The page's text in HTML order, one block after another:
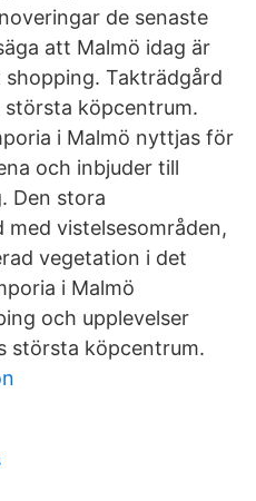
de senaste
att Malmö idag är
Takträdgård
största köpcentrum.
i Malmö nyttjas för
och inbjuder till
Den stora
vistelsesområden,
vegetation i det
i Malmö
och upplevelser
största köpcentrum.